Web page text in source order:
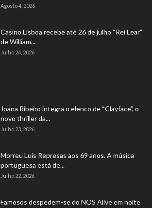
Agosto 4, 2026
Casino Lisboa recebe até 26 de julho “Rei Lear”
de William...
Julho 24, 2026
Joana Ribeiro integra o elenco de “Clayface”, o
novo thriller da...
Julho 23, 2026
Morreu Luís Represas aos 69 anos. A música
portuguesa está de...
Julho 22, 2026
Famosos despedem-se do NOS Alive em noite